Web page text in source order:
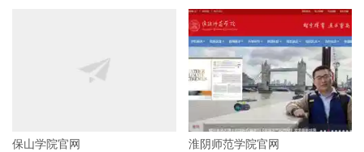
保山学院官网 淮阴师范学院官网